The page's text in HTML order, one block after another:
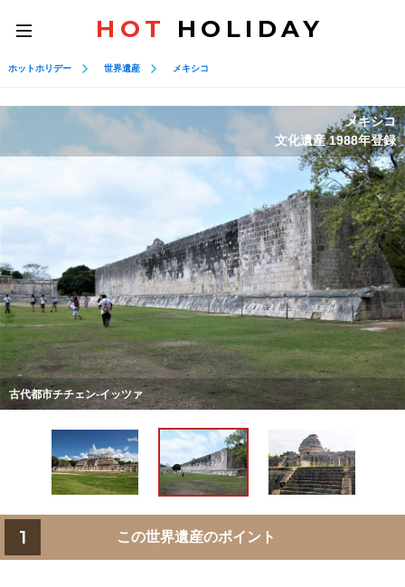
toggle
navigation
HOT HOLIDAY
ホットホリデー 世界遺産 メキシコ
古代都市チチェン-イッツァ
メキシコ
文化遺産 1988年登録
1 この世界遺産のポイント